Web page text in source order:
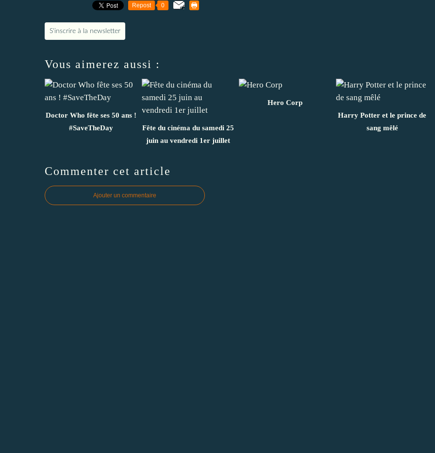
Repost 0
S'inscrire à la newsletter
Vous aimerez aussi :
Doctor Who fête ses 50 ans !
#SaveTheDay
Fête du cinéma du samedi 25
juin au vendredi 1er juillet
Hero Corp
Harry Potter et le prince de
sang mêlé
Commenter cet article
Ajouter un commentaire